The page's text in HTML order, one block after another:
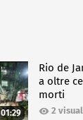
01:29
Rio de
a oltre
morti
2